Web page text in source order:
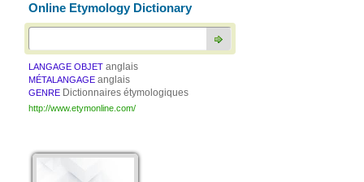
Online Etymology Dictionary
LANGAGE OBJET anglais
MÉTALANGAGE anglais
GENRE Dictionnaires étymologiques
http://www.etymonline.com/